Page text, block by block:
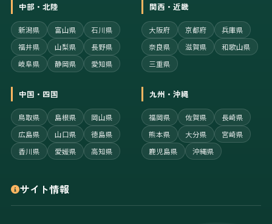
中部・北陸
新潟県 富山県
石川県
福井県
山梨県
長野県
岐阜県
静岡県 愛知県
関西・近畿
大阪府 京都府
兵庫県
奈良県
滋賀県
和歌山県
三重県
中国・四国
鳥取県 島根県
岡山県
広島県
山口県
徳島県
香川県
愛媛県 高知県
九州・沖縄
福岡県 佐賀県
長崎県
熊本県
大分県
宮崎県
鹿児島県
沖縄県
サイト情報